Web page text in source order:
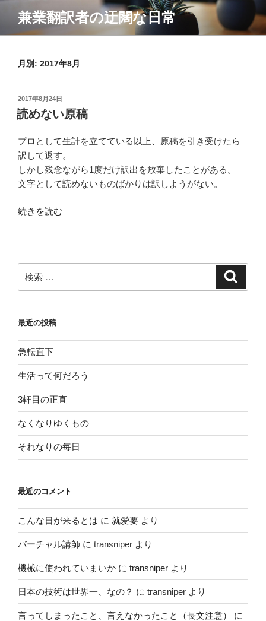
テ
兼業翻訳者の迂闊な日常
月別: 2017年8月
投
稿
日:
2017年8月24日
読めない原稿
プロとして生計を立てている以上、原稿を引き受けたら
訳して返す。
しかし残念ながら1度だけ訳出を放棄したことがある。
文字として読めないものばかりは訳しようがない。
“読
稿”
続きを読む
索:
最近の投稿
急転直下
生活って何だろう
3軒目の正直
なくなりゆくもの
それなりの毎日
最近のコメント
こんな日が来るとは に 就爱要 より
バーチャル講師 に transniper より
機械に使われていまいか に transniper より
日本の技術は世界一、なの？ に transniper より
言ってしまったこと、言えなかったこと（長文注意）
に